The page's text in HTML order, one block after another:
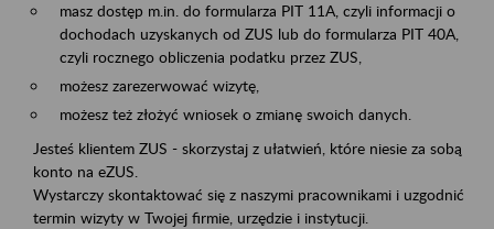
masz dostęp m.in. do formularza PIT 11A, czyli informacji o
dochodach uzyskanych od ZUS lub do formularza PIT 40A,
czyli rocznego obliczenia podatku przez ZUS,
możesz zarezerwować wizytę,
możesz też złożyć wniosek o zmianę swoich danych.
Jesteś klientem ZUS - skorzystaj z ułatwień, które niesie za sobą
konto na eZUS.
Wystarczy skontaktować się z naszymi pracownikami i uzgodnić
termin wizyty w Twojej firmie, urzędzie i instytucji.